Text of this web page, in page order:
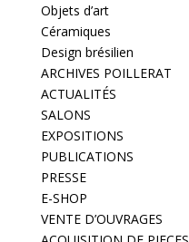
Objets d’art
Céramiques
Design brésilien
ARCHIVES POILLERAT
ACTUALITÉS
SALONS
EXPOSITIONS
PUBLICATIONS
PRESSE
E-SHOP
VENTE D’OUVRAGES